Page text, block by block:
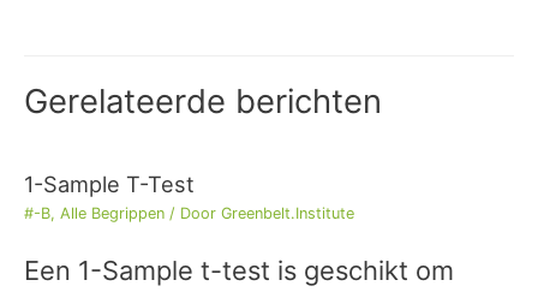
Gerelateerde berichten
1-Sample T-Test
#-B, Alle Begrippen / Door Greenbelt.Institute
Een 1-Sample t-test is geschikt om